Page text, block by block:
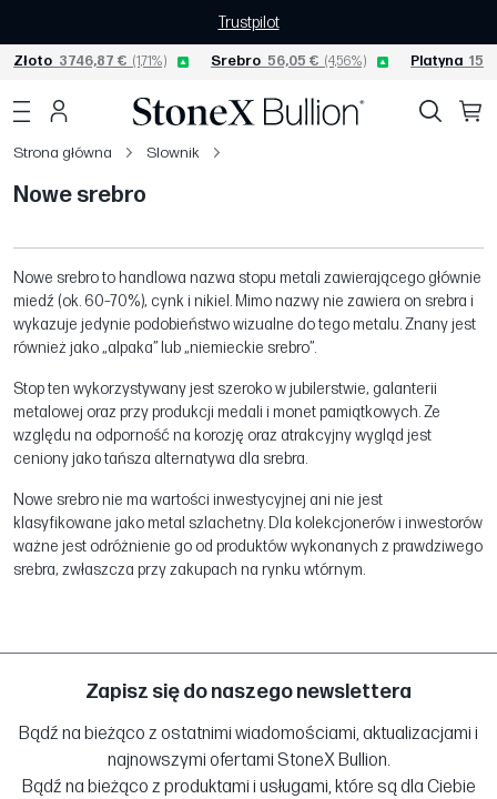
Trustpilot
Złoto 3746,87 € (1,71%) Srebro 56,05 € (4,56%) Platyna
Strona główna Slownik
Nowe srebro
Nowe srebro to handlowa nazwa stopu metali zawierającego głównie
miedź (ok. 60–70%), cynk i nikiel. Mimo nazwy nie zawiera on srebra i
wykazuje jedynie podobieństwo wizualne do tego metalu. Znany jest
również jako „alpaka” lub „niemieckie srebro”.
Stop ten wykorzystywany jest szeroko w jubilerstwie, galanterii
metalowej oraz przy produkcji medali i monet pamiątkowych. Ze
względu na odporność na korozję oraz atrakcyjny wygląd jest
ceniony jako tańsza alternatywa dla srebra.
Nowe srebro nie ma wartości inwestycyjnej ani nie jest
klasyfikowane jako metal szlachetny. Dla kolekcjonerów i inwestorów
ważne jest odróżnienie go od produktów wykonanych z prawdziwego
srebra, zwłaszcza przy zakupach na rynku wtórnym.
Zapisz się do naszego newslettera
Bądź na bieżąco z ostatnimi wiadomościami, aktualizacjami i
najnowszymi ofertami StoneX Bullion.
Bądź na bieżąco z produktami i usługami, które są dla Ciebie